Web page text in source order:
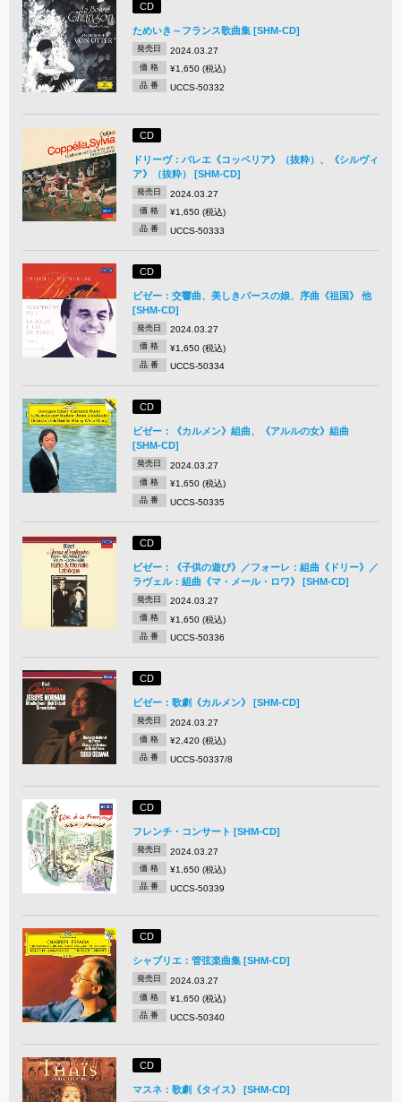
CD
ためいき～フランス歌曲集 [SHM-CD]
発売日 2024.03.27
価 格 ¥1,650 (税込)
品 番 UCCS-50332
CD
ドリーヴ：バレエ《コッペリア》（抜粋）、《シルヴィ
ア》（抜粋） [SHM-CD]
発売日 2024.03.27
価 格 ¥1,650 (税込)
品 番 UCCS-50333
CD
ビゼー：交響曲、美しきパースの娘、序曲《祖国》 他
[SHM-CD]
発売日 2024.03.27
価 格 ¥1,650 (税込)
品 番 UCCS-50334
CD
ビゼー：《カルメン》組曲、《アルルの女》組曲
[SHM-CD]
発売日 2024.03.27
価 格 ¥1,650 (税込)
品 番 UCCS-50335
CD
ビゼー：《子供の遊び》／フォーレ：組曲《ドリー》／
ラヴェル：組曲《マ・メール・ロワ》 [SHM-CD]
発売日 2024.03.27
価 格 ¥1,650 (税込)
品 番 UCCS-50336
CD
ビゼー：歌劇《カルメン》 [SHM-CD]
発売日 2024.03.27
価 格 ¥2,420 (税込)
品 番 UCCS-50337/8
CD
フレンチ・コンサート [SHM-CD]
発売日 2024.03.27
価 格 ¥1,650 (税込)
品 番 UCCS-50339
CD
シャブリエ：管弦楽曲集 [SHM-CD]
発売日 2024.03.27
価 格 ¥1,650 (税込)
品 番 UCCS-50340
CD
マスネ：歌劇《タイス》 [SHM-CD]